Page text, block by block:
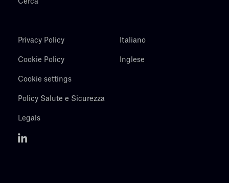
Cerca
Privacy Policy
Cookie Policy
Cookie settings
Policy Salute e Sicurezza
Legals
Italiano
Inglese